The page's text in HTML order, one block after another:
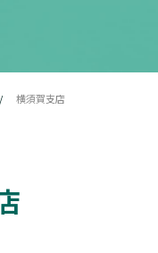
横須賀支店